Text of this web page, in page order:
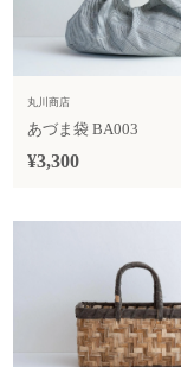
丸川商店
あづま袋 BA003
¥3,300